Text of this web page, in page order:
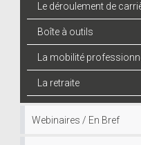
Le déroulement de
Boîte à outils
La mobilité
La retraite
Webinaires / En Bref